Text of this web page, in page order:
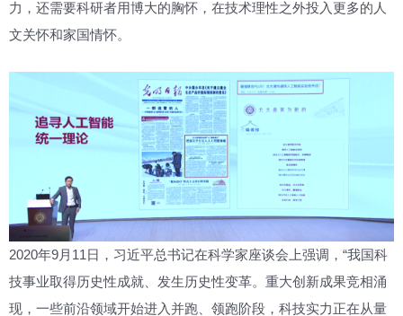
力，还需要科研者用博大的胸怀，在技术理性之外投入更多的人
文关怀和家国情怀。
2020年9月11日，习近平总书记在科学家座谈会上强调，“我国科
技事业取得历史性成就、发生历史性变革。重大创新成果竞相涌
现，一些前沿领域开始进入并跑、领跑阶段，科技实力正在从量